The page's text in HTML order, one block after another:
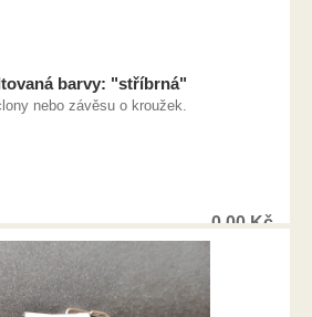
barvy: "stříbrná"
nebo závěsu o kroužek.
0,00Kč